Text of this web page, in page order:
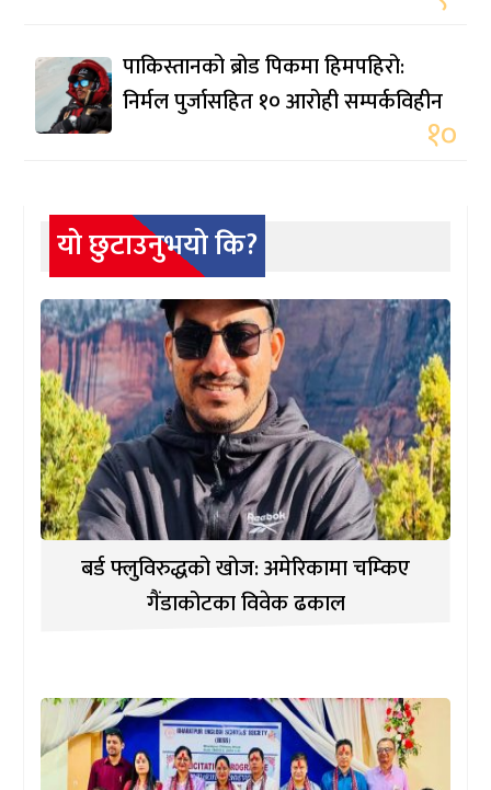
पाकिस्तानको ब्रोड पिकमा हिमपहिरो:
निर्मल पुर्जासहित १० आरोही सम्पर्कविहीन
१०
यो छुटाउनुभयो कि?
बर्ड फ्लुविरुद्धको खोज: अमेरिकामा चम्किए
गैंडाकोटका विवेक ढकाल